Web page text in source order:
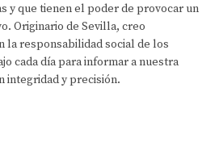
y que tienen el poder de provocar un
Originario de Sevilla, creo
la responsabilidad social de los
cada día para informar a nuestra
integridad y precisión.